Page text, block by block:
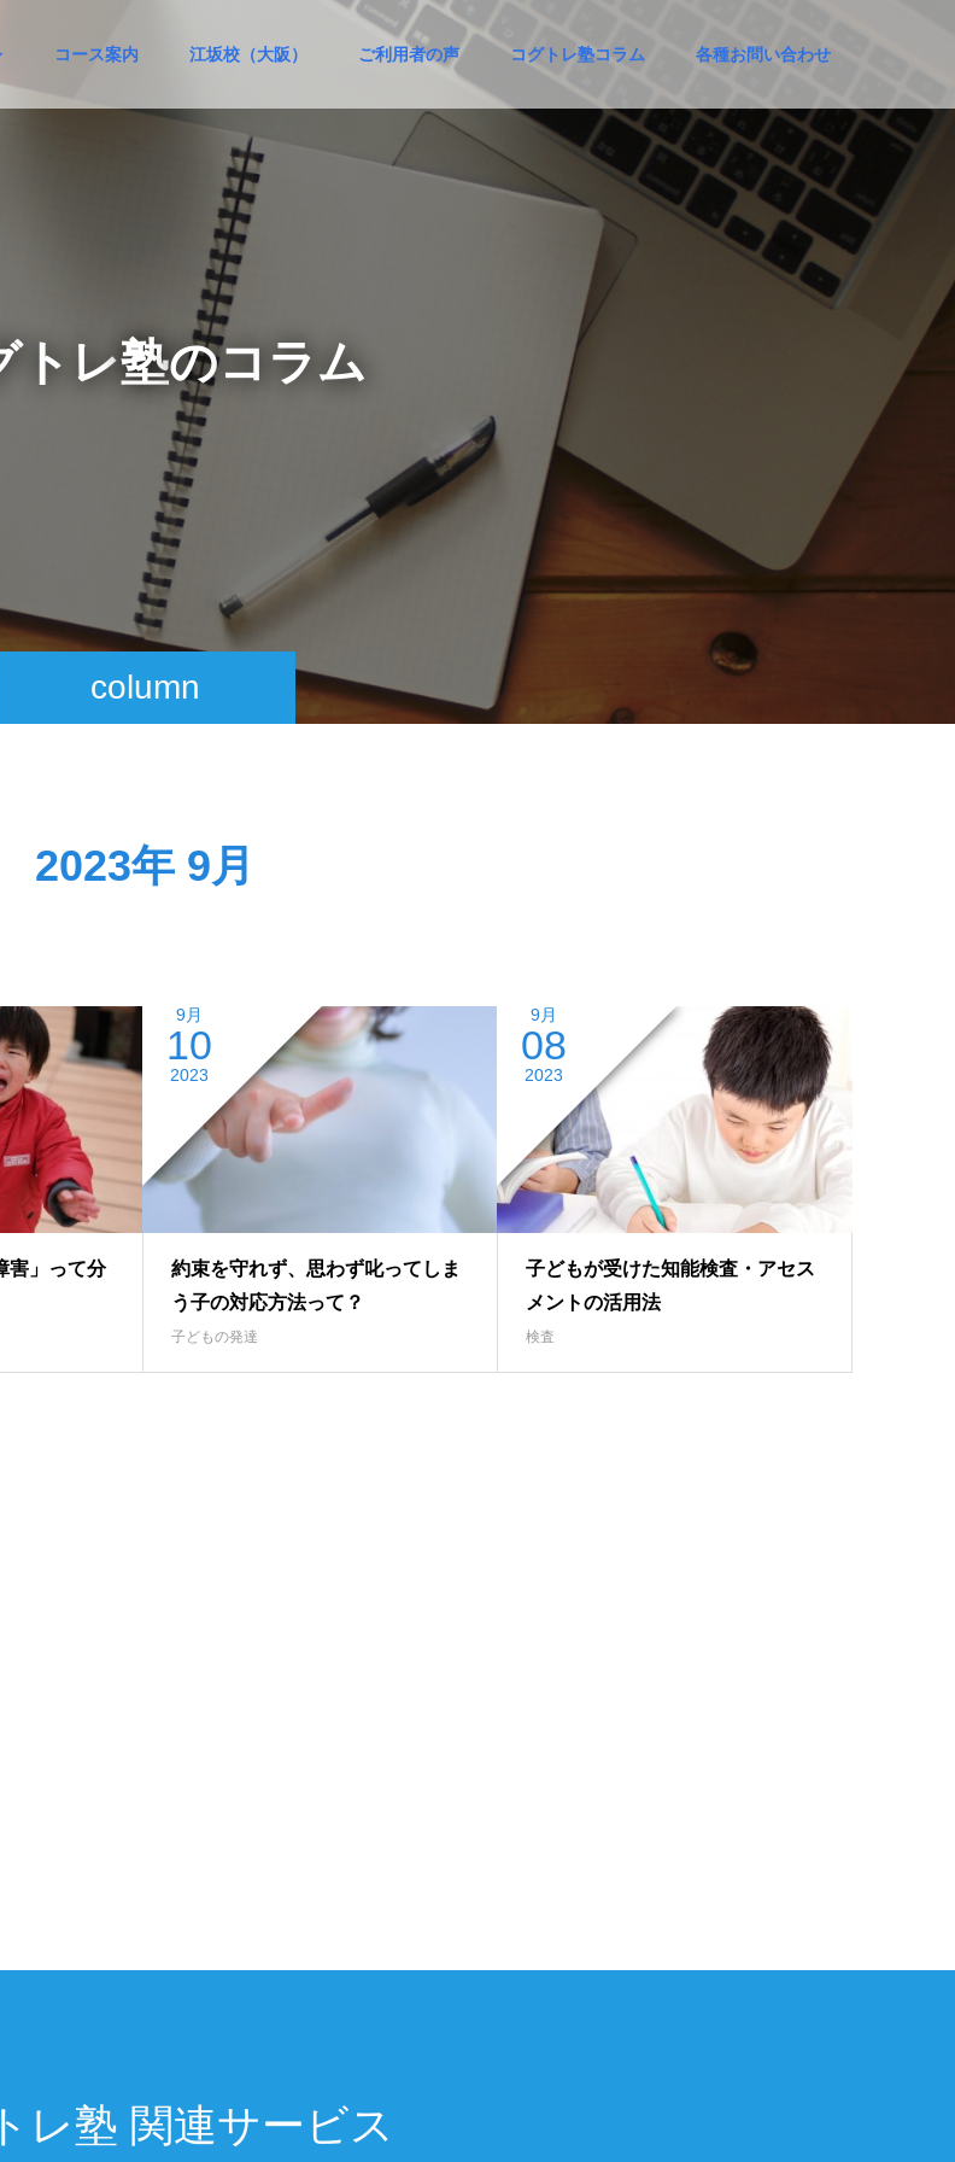
コース案内 江坂校（大阪） ご利用者の声 コグトレ塾コラム 各種お問い合わせ
column
ト レ塾のコ ラム
2023年 9月
害」って分
9月
10
2023
約束を守れず、思わず叱ってしま
う子の対応方法って？
子どもの発達
9月
08
2023
子どもが受けた知能検査・アセス
メントの活用法
検査
レ塾 関連サービス